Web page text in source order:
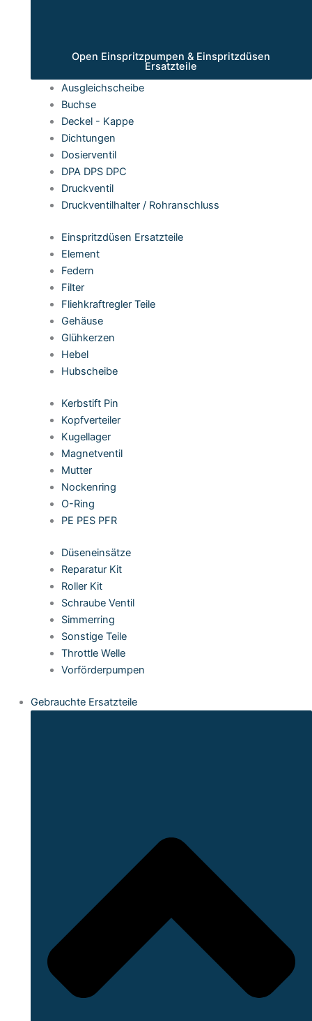
Open Einspritzpumpen & Einspritzdüsen
Ersatzteile
Ausgleichscheibe
Buchse
Deckel - Kappe
Dichtungen
Dosierventil
DPA DPS DPC
Druckventil
Druckventilhalter / Rohranschluss
Einspritzdüsen Ersatzteile
Element
Federn
Filter
Fliehkraftregler Teile
Gehäuse
Glühkerzen
Hebel
Hubscheibe
Kerbstift Pin
Kopfverteiler
Kugellager
Magnetventil
Mutter
Nockenring
O-Ring
PE PES PFR
Düseneinsätze
Reparatur Kit
Roller Kit
Schraube Ventil
Simmerring
Sonstige Teile
Throttle Welle
Vorförderpumpen
Gebrauchte Ersatzteile